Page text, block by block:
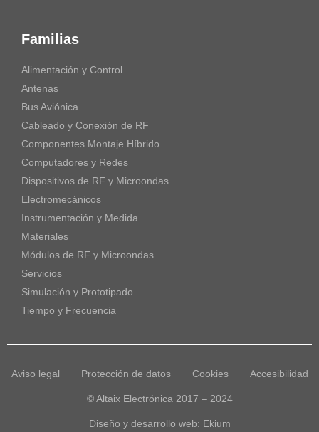
Familias
Alimentación y Control
Antenas
Bus Aviónica
Cableado y Conexión de RF
Componentes Montaje Híbrido
Computadores y Redes
Dispositivos de RF y Microondas
Electromecánicos
Instrumentación y Medida
Materiales
Módulos de RF y Microondas
Servicios
Simulación y Prototipado
Tiempo y Frecuencia
Aviso legal Protección de datos Cookies Accesibilidad
© Altaix Electrónica 2017 – 2024
Diseño y desarrollo web: Ekium